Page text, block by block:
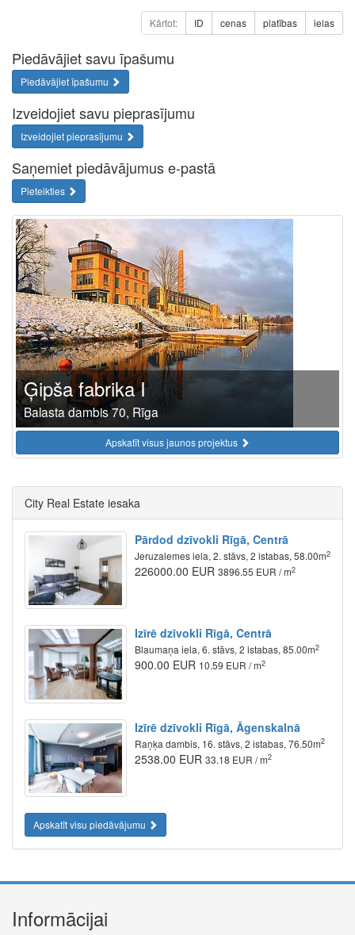
Kārtot: ID cenas platības ielas
Piedāvājiet savu īpašumu
Piedāvājiet īpašumu
Izveidojiet savu pieprasījumu
Izveidojiet pieprasījumu
Saņemiet piedāvājumus e-pastā
Pieteikties
Ģipša fabrika I
Balasta dambis 70, Rīga
Apskatīt visus jaunos projektus
City Real Estate iesaka
Pārdod dzīvokli Rīgā, Centrā
Jeruzalemes iela, 2. stāvs, 2 istabas, 58.00m2
226000.00 EUR 3896.55 EUR / m2
Izīrē dzīvokli Rīgā, Centrā
Blaumaņa iela, 6. stāvs, 2 istabas, 85.00m2
900.00 EUR 10.59 EUR / m2
Izīrē dzīvokli Rīgā, Āgenskalnā
Raņķa dambis, 16. stāvs, 2 istabas, 76.50m2
2538.00 EUR 33.18 EUR / m2
Apskatīt visu piedāvājumu
Informācijai